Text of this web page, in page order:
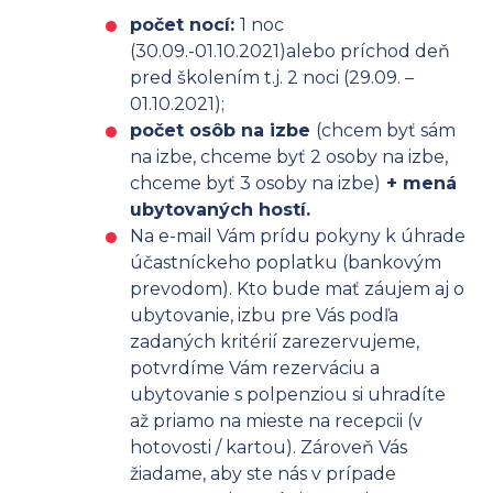
počet nocí:1 noc
(30.09.-01.10.2021)alebo príchod deň
pred školením t.j. 2 noci (29.09. –
01.10.2021);
počet osôb na izbe (chcem byť sám
na izbe, chceme byť 2 osoby na izbe,
chceme byť 3 osoby na izbe) + mená
ubytovaných hostí.
Na e-mail Vám prídu pokyny k úhrade
účastníckeho poplatku (bankovým
prevodom). Kto bude mať záujem aj o
ubytovanie, izbu pre Vás podľa
zadaných kritérií zarezervujeme,
potvrdíme Vám rezerváciu a
ubytovanie s polpenziou si uhradíte
až priamo na mieste na recepcii (v
hotovosti / kartou). Zároveň Vás
žiadame, aby ste nás v prípade